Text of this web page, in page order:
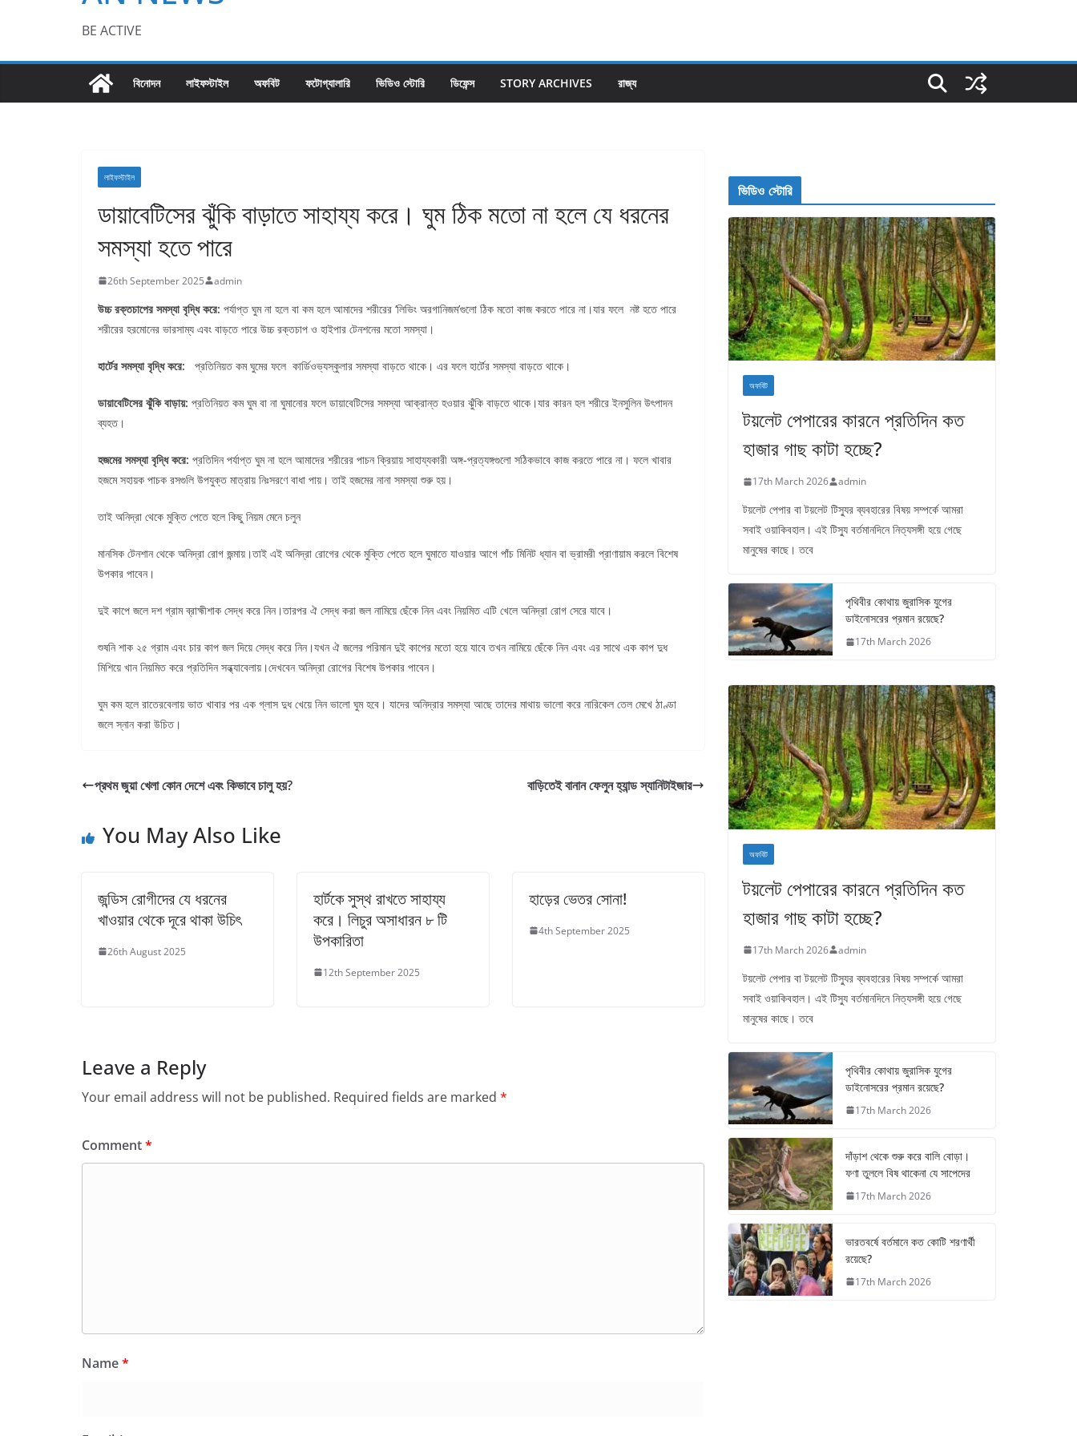
BE ACTIVE
বিনোদন লাইফস্টাইল অফবিট ফটোগ্যালারি ভিডিও স্টোরি ডিফেন্স STORY ARCHIVES রাজ্য
লাইফস্টাইল
ডায়াবেটিসের ঝুঁকি বাড়াতে সাহায্য করে। ঘুম ঠিক মতো না হলে যে ধরনের
সমস্যা হতে পারে
26th September 2025 admin
উচ্চ রক্তচাপের সমস্যা বৃদ্ধি করে: পর্যাপ্ত ঘুম না হলে বা কম হলে আমাদের শরীরের ‘লিভিং অরগানিজম’গুলো ঠিক মতো কাজ করতে পারে না।যার ফলে নষ্ট হতে পারে
শরীরের হরমোনের ভারসাম্য এবং বাড়তে পারে উচ্চ রক্তচাপ ও হাইপার টেনশনের মতো সমস্যা।
হার্টের সমস্যাবৃদ্ধিকরে: প্রতিনিয়ত কম ঘুমের ফলে কার্ডিওভ্যস্কুলার সমস্যা বাড়তে থাকে। এর ফলে হার্টের সমস্যা বাড়তে থাকে।
ডায়াবেটিসের ঝুঁকিবাড়ায়: প্রতিনিয়ত কম ঘুম বা না ঘুমানোর ফলে ডায়াবেটিসের সমস্যা আক্রান্ত হওয়ার ঝুঁকি বাড়তে থাকে।যার কারন হল শরীরে ইনসুলিন উৎপাদন
ব্যহত।
হজমের সমস্যাবৃদ্ধিকরে: প্রতিদিন পর্যাপ্ত ঘুম না হলে আমাদের শরীরের পাচন ক্রিয়ায় সাহায্যকারী অঙ্গ-প্রত্যঙ্গগুলো সঠিকভাবে কাজ করতে পারে না। ফলে খাবার
হজমে সহায়ক পাচক রসগুলি উপযুক্ত মাত্রায় নিঃসরণে বাধা পায়। তাই হজমের নানা সমস্যা শুরু হয়।
তাই অনিদ্রা থেকে মুক্তি পেতে হলে কিছু নিয়ম মেনে চলুন
মানসিক টেনশান থেকে অনিদ্রা রোগ জন্মায়।তাই এই অনিদ্রা রোগের থেকে মুক্তি পেতে হলে ঘুমাতে যাওয়ার আগে পাঁচ মিনিট ধ্যান বা ভ্রামরী প্রাণায়াম করলে বিশেষ
উপকার পাবেন।
দুই কাপে জলে দশ গ্রাম ব্রাহ্মীশাক সেদ্ধ করে নিন।তারপর ঐ সেদ্ধ করা জল নামিয়ে ছেঁকে নিন এবং নিয়মিত এটি খেলে অনিদ্রা রোগ সেরে যাবে।
শুষনি শাক ২৫ গ্রাম এবং চার কাপ জল দিয়ে সেদ্ধ করে নিন।যখন ঐ জলের পরিমান দুই কাপের মতো হয়ে যাবে তখন নামিয়ে ছেঁকে নিন এবং এর সাথে এক কাপ দুধ
মিশিয়ে খান নিয়মিত করে প্রতিদিন সন্ধ্যাবেলায়।দেখবেন অনিদ্রা রোগের বিশেষ উপকার পাবেন।
ঘুম কম হলে রাতেরবেলায় ভাত খাবার পর এক গ্লাস দুধ খেয়ে নিন ভালো ঘুম হবে। যাদের অনিদ্রার সমস্যা আছে তাদের মাথায় ভালো করে নারিকেল তেল মেখে ঠাণ্ডা
জলে স্নান করা উচিত।
প্রথম জুয়া খেলা কোন দেশে এবং কিভাবে চালু হয়? বাড়িতেই বানান ফেলুন হ্যান্ড স্যানিটাইজার
You May Also Like
জন্ডিস রোগীদের যে ধরনের
খাওয়ার থেকে দূরে থাকা উচিৎ
26th August 2025
হার্টকে সুস্থ রাখতে সাহায্য
করে। লিচুর অসাধারন ৮ টি
উপকারিতা
12th September 2025
হাড়ের ভেতর সোনা!
4th September 2025
Leave a Reply
Your email address will not be published. Required fields are marked *
Comment*
Name*
ভিডিও স্টোরি
অফবিট
টয়লেট পেপারের কারনে প্রতিদিন কত
হাজার গাছ কাটা হচ্ছে?
17th March 2026 admin
টয়লেট পেপার বা টয়লেট টিস্যুর ব্যবহারের বিষয় সম্পর্কে আমরা
সবাই ওয়াকিবহাল। এই টিস্যু বর্তমানদিনে নিত্যসঙ্গী হয়ে গেছে
মানুষের কাছে। তবে
পৃথিবীর কোথায় জুরাসিক যুগের
ডাইনোসরের প্রমান রয়েছে?
17th March 2026
অফবিট
টয়লেট পেপারের কারনে প্রতিদিন কত
হাজার গাছ কাটা হচ্ছে?
17th March 2026 admin
টয়লেট পেপার বা টয়লেট টিস্যুর ব্যবহারের বিষয় সম্পর্কে আমরা
সবাই ওয়াকিবহাল। এই টিস্যু বর্তমানদিনে নিত্যসঙ্গী হয়ে গেছে
মানুষের কাছে। তবে
পৃথিবীর কোথায় জুরাসিক যুগের
ডাইনোসরের প্রমান রয়েছে?
17th March 2026
দাঁড়াশ থেকে শুরু করে বালি বোড়া।
ফণা তুললে বিষ থাকেনা যে সাপেদের
17th March 2026
ভারতবর্ষে বর্তমানে কত কোটি শরণার্থী
রয়েছে?
17th March 2026